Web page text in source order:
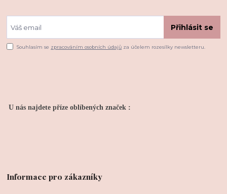
Přihlásit se
Souhlasím se zpracováním osobních údajů za účelem rozesílky newsletteru.
U nás najdete příze oblíbených značek :
Informace pro zákazníky